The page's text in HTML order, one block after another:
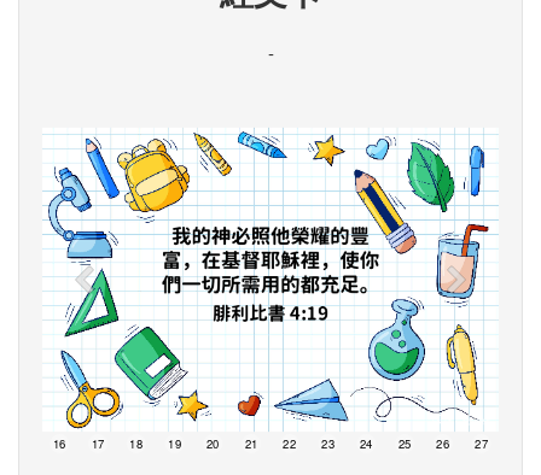
-
16 17 18 19 20 21 22 23 24 25 26 27